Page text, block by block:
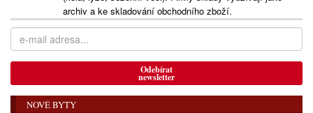
archiv a ke skladování obchodního zboží.
Odebírat
newsletter
NOVÉ BYTY